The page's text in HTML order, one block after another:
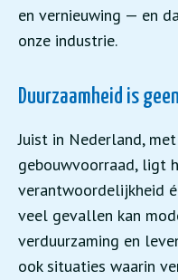
en vernieuwing — en
onze industrie.
Duurzaamheid is
Juist in Nederland,
gebouwvoorraad, ligt
verantwoordelijkheid
veel gevallen kan
verduurzaming en
ook situaties waarin